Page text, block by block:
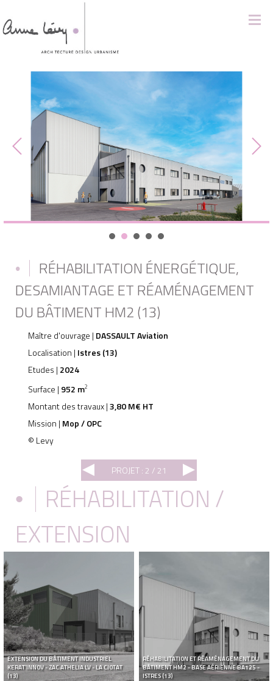
•
RÉHABILITATION ÉNERGÉTIQUE,
DESAMIANTAGE ET RÉAMÉNAGEMENT
DU BÂTIMENT HM2 (13)
Maître d'ouvrage | DASSAULT Aviation
Localisation | Istres (13)
Etudes | 2024
Surface | 952 m2
Montant des travaux |3,80 M€ HT
Mission | Mop / OPC
© Levy
PROJET : 2 / 21
•
RÉHABILITATION /
EXTENSION
EXTENSION DU BÂTIMENT INDUSTRIEL
KERAT’INNOV - ZAC ATHELIA LV - LA CIOTAT
(13)
RÉHABILITATION ET RÉAMÉNAGEMENT DU
BÂTIMENT HM2 - BASE AÉRIENNE BA125 -
ISTRES (13)